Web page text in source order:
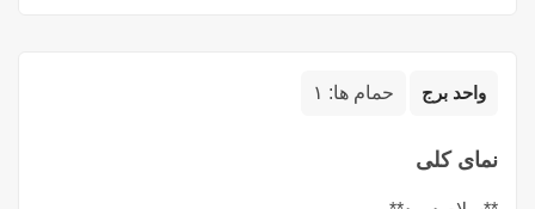
واحد برج حمام ها: ۱
نمای کلی